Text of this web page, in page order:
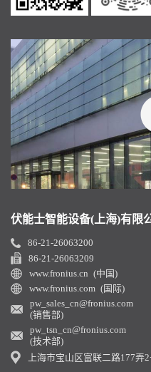
伏能士智能设备(上海)有限
86-21-26063200
86-21-26063209
www.fronius.cn (中国)
www.fronius.com (国际)
pw_sales_cn@fronius.com
(销售部)
pw_tsn_cn@fronius.com
(技术部)
上海市宝山区富联二路177弄